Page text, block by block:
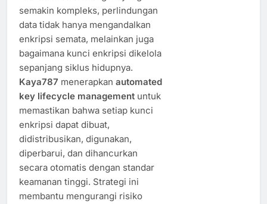
semakin kompleks, perlindungan
data tidak hanya mengandalkan
enkripsi semata, melainkan juga
bagaimana kunci enkripsi dikelola
sepanjang siklus hidupnya.
Kaya787 menerapkan automated
key lifecycle management untuk
memastikan bahwa setiap kunci
enkripsi dapat dibuat,
didistribusikan, digunakan,
diperbarui, dan dihancurkan
secara otomatis dengan standar
keamanan tinggi. Strategi ini
membantu mengurangi risiko